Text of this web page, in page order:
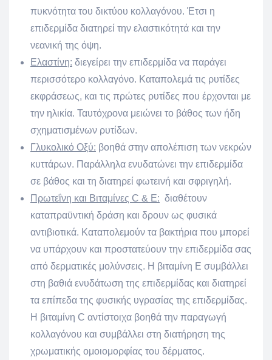
πυκνότητα του δικτύου κολλαγόνου. Έτσι η
επιδερμίδα διατηρεί την ελαστικότητά και την
νεανική της όψη.
Ελαστίνη: διεγείρει την επιδερμίδα να παράγει
περισσότερο κολλαγόνο. Kαταπολεμά τις ρυτίδες
εκφράσεως, και τις πρώτες ρυτίδες που έρχονται με
την ηλικία. Ταυτόχρονα μειώνει το βάθος των ήδη
σχηματισμένων ρυτίδων.
Γλυκολικό Οξύ: βοηθά στην απολέπιση των νεκρών
κυττάρων. Παράλληλα ενυδατώνει την επιδερμίδα
σε βάθος και τη διατηρεί φωτεινή και σφριγηλή.
Πρωτεΐνη και Βιταμίνες C & E: διαθέτουν
καταπραϋντική δράση και δρουν ως φυσικά
αντιβιοτικά. Kαταπολεμούν τα βακτήρια που μπορεί
να υπάρχουν και προστατεύουν την επιδερμίδα σας
από δερματικές μολύνσεις. Η βιταμίνη Ε συμβάλλει
στη βαθιά ενυδάτωση της επιδερμίδας και διατηρεί
τα επίπεδα της φυσικής υγρασίας της επιδερμίδας.
Η βιταμίνη C αντίστοιχα βοηθά την παραγωγή
κολλαγόνου και συμβάλλει στη διατήρηση της
χρωματικής ομοιομορφίας του δέρματος.